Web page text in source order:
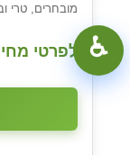
מובחרים, טרי
לפרטי ♿︎